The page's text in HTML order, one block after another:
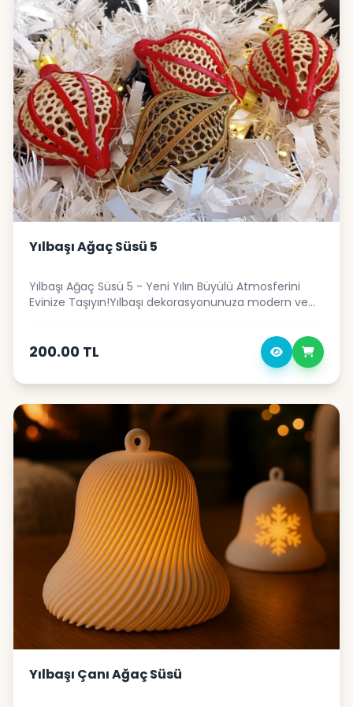
Yılbaşı Ağaç Süsü 5
Yılbaşı Ağaç Süsü 5 - Yeni Yılın Büyülü Atmosferini
Evinize Taşıyın!Yılbaşı dekorasyonunuza modern ve
Süsü 5 , özenle tasarlanmış detayları ve 3D baskı
kalitesi ile ağacınızın veya evinizin en gözde parçası
malzemeModern ve estetik tasarımYılbaşı ağacı ve
yılbaşı hediyesi alternatifiYeni yıla girerken yaşam
alanınızı bu özel tasarım ile güzelleştirin!
200.00 TL
Yılbaşı Çanı Ağaç Süsü